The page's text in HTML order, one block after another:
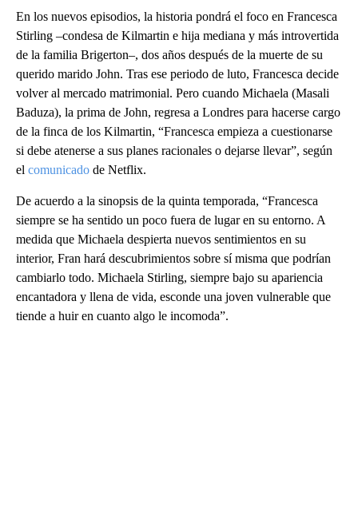
En los nuevos episodios, la historia pondrá el foco en Francesca
Stirling –condesa de Kilmartin e hija mediana y más introvertida
de la familia Brigerton–, dos años después de la muerte de su
querido marido John. Tras ese periodo de luto, Francesca decide
volver al mercado matrimonial. Pero cuando Michaela (Masali
Baduza), la prima de John, regresa a Londres para hacerse cargo
de la finca de los Kilmartin, “Francesca empieza a cuestionarse
si debe atenerse a sus planes racionales o dejarse llevar”, según
el comunicado de Netflix.
De acuerdo a la sinopsis de la quinta temporada, “Francesca
siempre se ha sentido un poco fuera de lugar en su entorno. A
medida que Michaela despierta nuevos sentimientos en su
interior, Fran hará descubrimientos sobre sí misma que podrían
cambiarlo todo. Michaela Stirling, siempre bajo su apariencia
encantadora y llena de vida, esconde una joven vulnerable que
tiende a huir en cuanto algo le incomoda”.